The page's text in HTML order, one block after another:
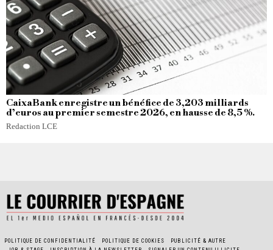
CaixaBank enregistre un bénéfice de 3,203 milliards
d’euros au premier semestre 2026, en hausse de 8,5 %.
Redaction LCE
POLITIQUE DE CONFIDENTIALITÉ POLITIQUE DE COOKIES
PUBLICITÉ & AUTRE